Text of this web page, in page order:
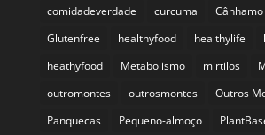
comidadeverdade
curcuma Cânhamo
Glutenfree
healthyfood healthylife
heathyfood
Metabolismo mirtilos
outromontes
outrosmontes
Outros
Panquecas
Pequeno-almoço